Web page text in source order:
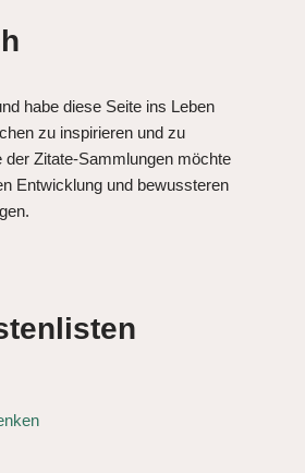
habe diese Seite ins Leben
zu inspirieren und zu
der Zitate-Sammlungen möchte
Entwicklung und bewussteren